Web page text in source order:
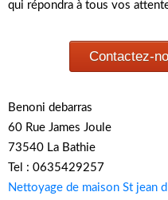
qui répondra à tous vos
Contactez-
Benoni debarras
60 Rue James Joule
73540 La Bathie
Tel : 0635429257
Nettoyage de maison St jean